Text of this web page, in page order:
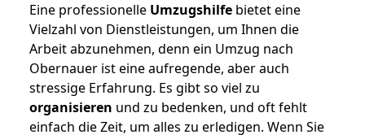
Eine professionelle Umzugshilfe bietet eine
Vielzahl von Dienstleistungen, um Ihnen die
Arbeit abzunehmen, denn ein Umzug nach
Obernauer ist eine aufregende, aber auch
stressige Erfahrung. Es gibt so viel zu
organisieren und zu bedenken, und oft fehlt
einfach die Zeit, um alles zu erledigen. Wenn Sie